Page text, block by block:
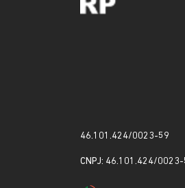
46.101.424/0023-59
CNPJ: 46.101.424/